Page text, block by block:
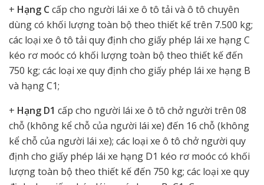
+ Hạng Ccấp cho người lái xe ô tô tải và ô tô chuyên
dùng có khối lượng toàn bộ theo thiết kế trên 7.500 kg;
các loại xe ô tô tải quy định cho giấy phép lái xe hạng C
kéo rơ moóc có khối lượng toàn bộ theo thiết kế đến
750 kg; các loại xe quy định cho giấy phép lái xe hạng B
và hạng C1;
+ Hạng D1 cấp cho người lái xe ô tô chở người trên 08
chỗ (không kể chỗ của người lái xe) đến 16 chỗ (không
kể chỗ của người lái xe); các loại xe ô tô chở người quy
định cho giấy phép lái xe hạng D1 kéo rơ moóc có khối
lượng toàn bộ theo thiết kế đến 750 kg; các loại xe quy